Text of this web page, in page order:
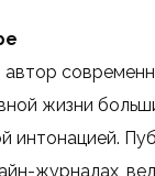
жизни
интонацией.
журналах,